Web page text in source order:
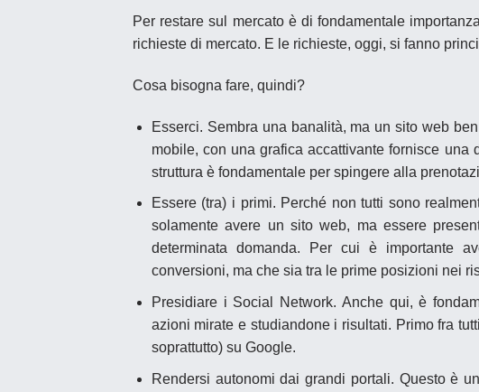
Per restare sul mercato è di fondamentale
richieste di mercato. E le richieste, oggi, si fanno
Cosa bisogna fare, quindi?
Esserci. Sembra una banalità, ma un sito web
mobile, con una grafica accattivante fornisce
struttura è fondamentale per spingere alla
Essere (tra) i primi. Perché non tutti sono
solamente avere un sito web, ma essere
determinata domanda. Per cui è importante
conversioni, ma che sia tra le prime posizioni nei
Presidiare i Social Network. Anche qui, è
azioni mirate e studiandone i risultati. Primo fra
soprattutto) su Google.
Rendersi autonomi dai grandi portali. Questo è